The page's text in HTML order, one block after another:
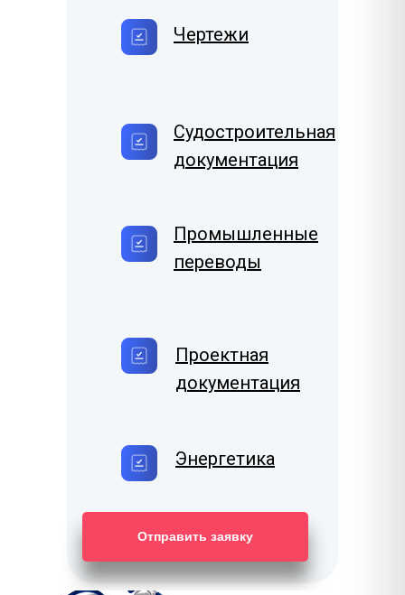
Судостроительная
документация
Чертежи
Энергетика
Проектная
документация
Промышленные
переводы
Отправить заявку